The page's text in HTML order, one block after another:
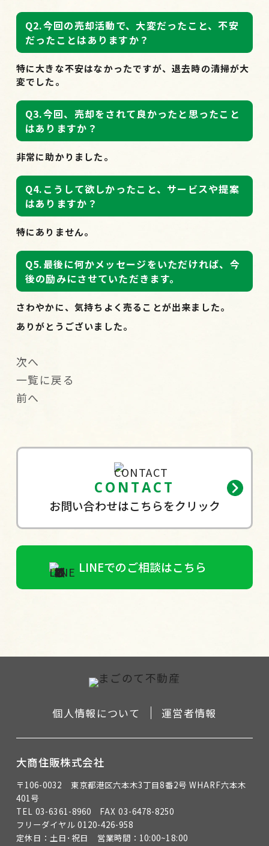
Q2.今回の売却活動で、大変だったこと、不安
だったことはありますか？
特に大きな不安はなかったですが、退去時の清掃が大
変でした。
Q3.今回、売却をされて良かったと思ったこと
はありますか？
非常に助かりました。
Q4.こうして欲しかったこと、サービスや提案
はありますか？
特にありません。
Q5.最後に何かメッセージをいただければ、今
後の励みにさせていただきます。
さわやかに、気持ちよく売ることが出来ました。
ありがとうございました。
次へ
一覧に戻る
前へ
CONTACT
お問い合わせはこちらをクリック
LINEでのご相談はこちら
個人情報について 運営者情報
大商住販株式会社
〒106-0032 東京都港区六本木3丁目8番2号 WHARF六本木
401号
TEL 03-6361-8960 FAX 03-6478-8250
フリーダイヤル 0120-426-958
定休日：土日･祝日 営業時間：10:00~18:00